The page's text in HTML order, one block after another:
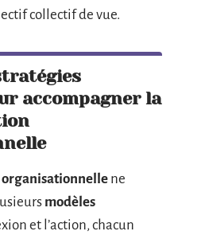
collectif de vue.
accompagner la
ne
modèles
et l’action, chacun